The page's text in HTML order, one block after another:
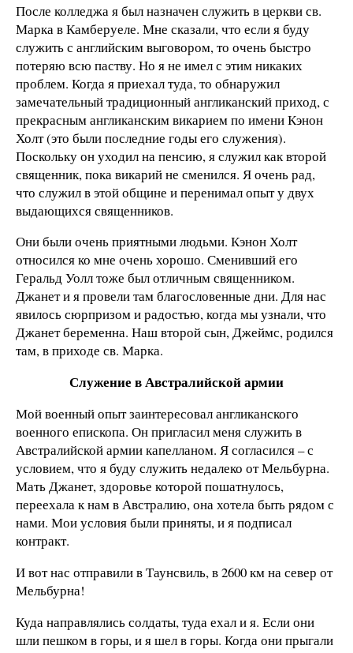
После колледжа я был назначен служить в церкви св.
Марка в Камберуеле. Мне сказали, что если я буду
служить с английским выговором, то очень быстро
потеряю всю паству. Но я не имел с этим никаких
проблем. Когда я приехал туда, то обнаружил
замечательный традиционный англиканский приход, с
прекрасным англиканским викарием по имени Кэнон
Холт (это были последние годы его служения).
Поскольку он уходил на пенсию, я служил как второй
священник, пока викарий не сменился. Я очень рад,
что служил в этой общине и перенимал опыт у двух
выдающихся священников.
Они были очень приятными людьми. Кэнон Холт
относился ко мне очень хорошо. Сменивший его
Геральд Уолл тоже был отличным священником.
Джанет и я провели там благословенные дни. Для нас
явилось сюрпризом и радостью, когда мы узнали, что
Джанет беременна. Наш второй сын, Джеймс, родился
там, в приходе св. Марка.
Служение в Австралийской армии
Мой военный опыт заинтересовал англиканского
военного епископа. Он пригласил меня служить в
Австралийской армии капелланом. Я согласился – с
условием, что я буду служить недалеко от Мельбурна.
Мать Джанет, здоровье которой пошатнулось,
переехала к нам в Австралию, она хотела быть рядом с
нами. Мои условия были приняты, и я подписал
контракт.
И вот нас отправили в Таунсвиль, в 2600 км на север от
Мельбурна!
Куда направлялись солдаты, туда ехал и я. Если они
шли пешком в горы, и я шел в горы. Когда они прыгали